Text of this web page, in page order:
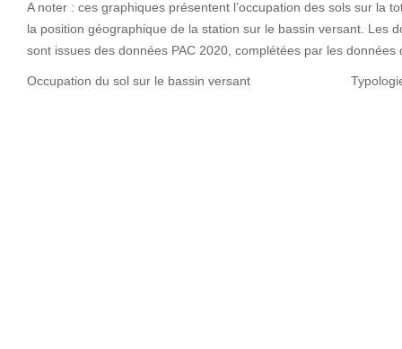
A noter : ces graphiques présentent l’occupation des sols sur la
la position géographique de la station sur le bassin versant. Les
sont issues des données PAC 2020, complétées par les
Occupation du sol sur le bassin versant Typologie des